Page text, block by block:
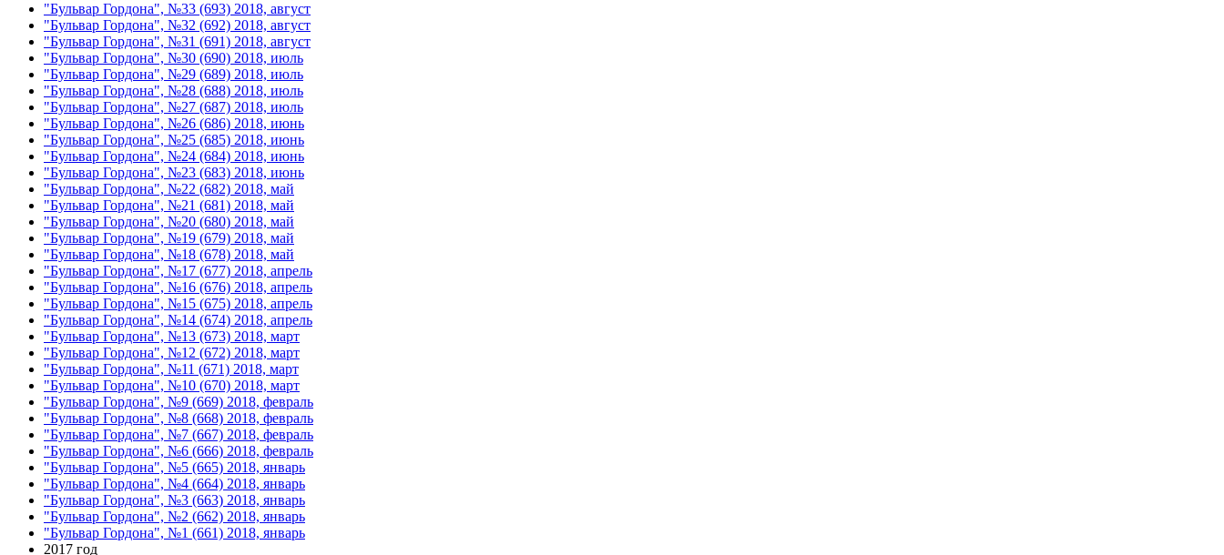
"Бульвар Гордона", №33 (693) 2018, август
"Бульвар Гордона", №32 (692) 2018, август
"Бульвар Гордона", №31 (691) 2018, август
"Бульвар Гордона", №30 (690) 2018, июль
"Бульвар Гордона", №29 (689) 2018, июль
"Бульвар Гордона", №28 (688) 2018, июль
"Бульвар Гордона", №27 (687) 2018, июль
"Бульвар Гордона", №26 (686) 2018, июнь
"Бульвар Гордона", №25 (685) 2018, июнь
"Бульвар Гордона", №24 (684) 2018, июнь
"Бульвар Гордона", №23 (683) 2018, июнь
"Бульвар Гордона", №22 (682) 2018, май
"Бульвар Гордона", №21 (681) 2018, май
"Бульвар Гордона", №20 (680) 2018, май
"Бульвар Гордона", №19 (679) 2018, май
"Бульвар Гордона", №18 (678) 2018, май
"Бульвар Гордона", №17 (677) 2018, апрель
"Бульвар Гордона", №16 (676) 2018, апрель
"Бульвар Гордона", №15 (675) 2018, апрель
"Бульвар Гордона", №14 (674) 2018, апрель
"Бульвар Гордона", №13 (673) 2018, март
"Бульвар Гордона", №12 (672) 2018, март
"Бульвар Гордона", №11 (671) 2018, март
"Бульвар Гордона", №10 (670) 2018, март
"Бульвар Гордона", №9 (669) 2018, февраль
"Бульвар Гордона", №8 (668) 2018, февраль
"Бульвар Гордона", №7 (667) 2018, февраль
"Бульвар Гордона", №6 (666) 2018, февраль
"Бульвар Гордона", №5 (665) 2018, январь
"Бульвар Гордона", №4 (664) 2018, январь
"Бульвар Гордона", №3 (663) 2018, январь
"Бульвар Гордона", №2 (662) 2018, январь
"Бульвар Гордона", №1 (661) 2018, январь
2017 год